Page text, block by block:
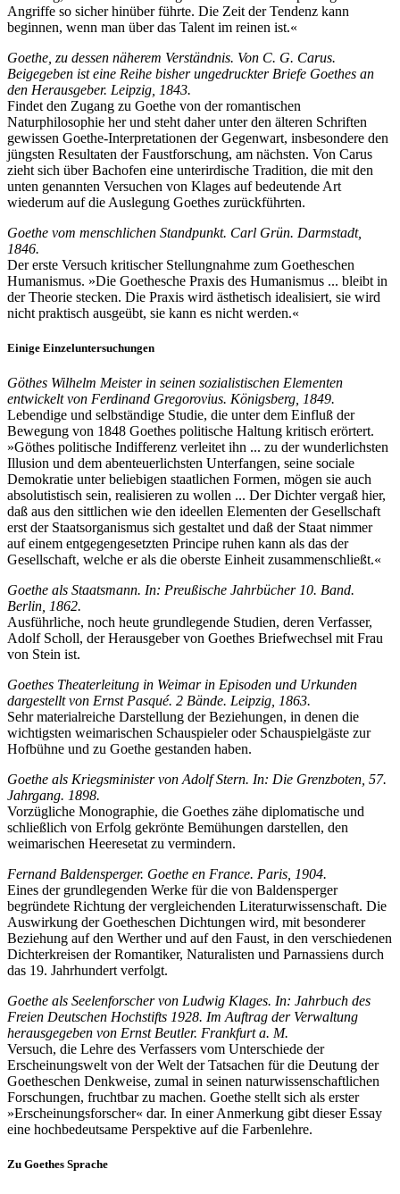
Angriffe so sicher hinüber führte. Die Zeit der Tendenz kann
beginnen, wenn man über das Talent im reinen ist.«
Goethe, zu dessen näherem Verständnis. Von C. G. Carus.
Beigegeben ist eine Reihe bisher ungedruckter Briefe Goethes an
den Herausgeber. Leipzig, 1843.
Findet den Zugang zu Goethe von der romantischen
Naturphilosophie her und steht daher unter den älteren Schriften
gewissen Goethe-Interpretationen der Gegenwart, insbesondere den
jüngsten Resultaten der Faustforschung, am nächsten. Von Carus
zieht sich über Bachofen eine unterirdische Tradition, die mit den
unten genannten Versuchen von Klages auf bedeutende Art
wiederum auf die Auslegung Goethes zurückführten.
Goethe vom menschlichen Standpunkt. Carl Grün. Darmstadt,
1846.
Der erste Versuch kritischer Stellungnahme zum Goetheschen
Humanismus. »Die Goethesche Praxis des Humanismus ... bleibt in
der Theorie stecken. Die Praxis wird ästhetisch idealisiert, sie wird
nicht praktisch ausgeübt, sie kann es nicht werden.«
Einige Einzeluntersuchungen
Göthes Wilhelm Meister in seinen sozialistischen Elementen
entwickelt von Ferdinand Gregorovius. Königsberg, 1849.
Lebendige und selbständige Studie, die unter dem Einfluß der
Bewegung von 1848 Goethes politische Haltung kritisch erörtert.
»Göthes politische Indifferenz verleitet ihn ... zu der wunderlichsten
Illusion und dem abenteuerlichsten Unterfangen, seine sociale
Demokratie unter beliebigen staatlichen Formen, mögen sie auch
absolutistisch sein, realisieren zu wollen ... Der Dichter vergaß hier,
daß aus den sittlichen wie den ideellen Elementen der Gesellschaft
erst der Staatsorganismus sich gestaltet und daß der Staat nimmer
auf einem entgegengesetzten Principe ruhen kann als das der
Gesellschaft, welche er als die oberste Einheit zusammenschließt.«
Goethe als Staatsmann. In: Preußische Jahrbücher 10. Band.
Berlin, 1862.
Ausführliche, noch heute grundlegende Studien, deren Verfasser,
Adolf Scholl, der Herausgeber von Goethes Briefwechsel mit Frau
von Stein ist.
Goethes Theaterleitung in Weimar in Episoden und Urkunden
dargestellt von Ernst Pasqué. 2 Bände. Leipzig, 1863.
Sehr materialreiche Darstellung der Beziehungen, in denen die
wichtigsten weimarischen Schauspieler oder Schauspielgäste zur
Hofbühne und zu Goethe gestanden haben.
Goethe als Kriegsminister von Adolf Stern. In: Die Grenzboten, 57.
Jahrgang. 1898.
Vorzügliche Monographie, die Goethes zähe diplomatische und
schließlich von Erfolg gekrönte Bemühungen darstellen, den
weimarischen Heeresetat zu vermindern.
Fernand Baldensperger. Goethe en France. Paris, 1904.
Eines der grundlegenden Werke für die von Baldensperger
begründete Richtung der vergleichenden Literaturwissenschaft. Die
Auswirkung der Goetheschen Dichtungen wird, mit besonderer
Beziehung auf den Werther und auf den Faust, in den verschiedenen
Dichterkreisen der Romantiker, Naturalisten und Parnassiens durch
das 19. Jahrhundert verfolgt.
Goethe als Seelenforscher von Ludwig Klages. In: Jahrbuch des
Freien Deutschen Hochstifts 1928. Im Auftrag der Verwaltung
herausgegeben von Ernst Beutler. Frankfurt a. M.
Versuch, die Lehre des Verfassers vom Unterschiede der
Erscheinungswelt von der Welt der Tatsachen für die Deutung der
Goetheschen Denkweise, zumal in seinen naturwissenschaftlichen
Forschungen, fruchtbar zu machen. Goethe stellt sich als erster
»Erscheinungsforscher« dar. In einer Anmerkung gibt dieser Essay
eine hochbedeutsame Perspektive auf die Farbenlehre.
Zu Goethes Sprache